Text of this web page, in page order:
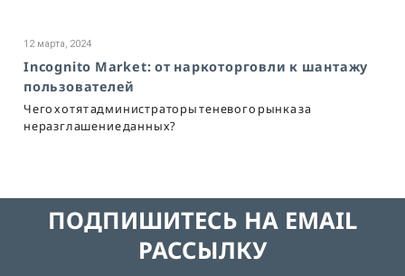
12 марта, 2024
Incognito Market: от наркоторговли к шантажу
пользователей
Чего хотят администраторы теневого рынка за
неразглашение данных?
ПОДПИШИТЕСЬ НА EMAIL
РАССЫЛКУ